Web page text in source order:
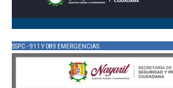
SSPC - 911 Y 089 EMERGENCIAS